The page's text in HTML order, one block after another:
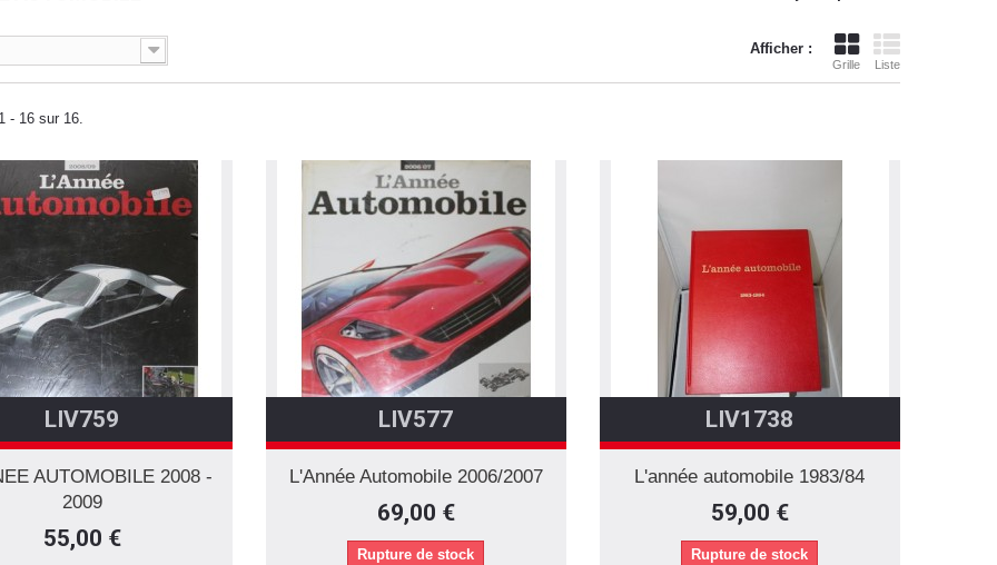
Afficher :
Grille Liste
- 16 sur 16.
LIV759
AUTOMOBILE 2008 -
2009
55,00 €
LIV577
L'Année Automobile 2006/2007
69,00 €
Rupture de stock
LIV1738
L'année automobile 1983/84
59,00 €
Rupture de stock